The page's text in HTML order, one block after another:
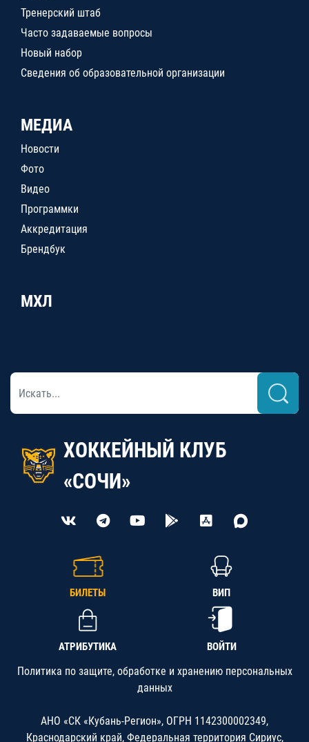
Тренерский штаб
Часто задаваемые вопросы
Новый набор
Сведения об образовательной организации
МЕДИА
Новости
Фото
Видео
Программки
Аккредитация
Брендбук
МХЛ
ХОККЕЙНЫЙ КЛУБ
«СОЧИ»
БИЛЕТЫ ВИП
АТРИБУТИКА ВОЙТИ
Политика по защите, обработке и хранению персональных
данных
АНО «СК «Кубань-Регион», ОГРН 1142300002349,
Краснодарский край, Федеральная территория Сириус,